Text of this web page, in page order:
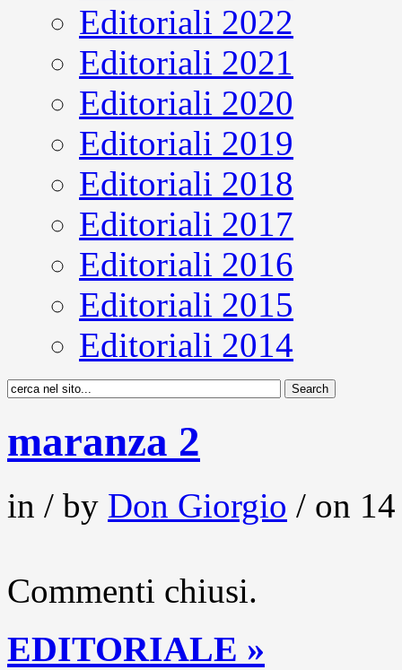
Editoriali 2022
Editoriali 2021
Editoriali 2020
Editoriali 2019
Editoriali 2018
Editoriali 2017
Editoriali 2016
Editoriali 2015
Editoriali 2014
maranza 2
in / by Don Giorgio / on
Commenti chiusi.
EDITORIALE »